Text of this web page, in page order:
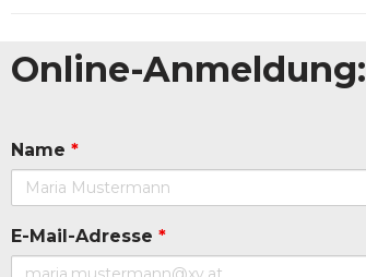
Online-Anmeldung:
Name *
E-Mail-Adresse *